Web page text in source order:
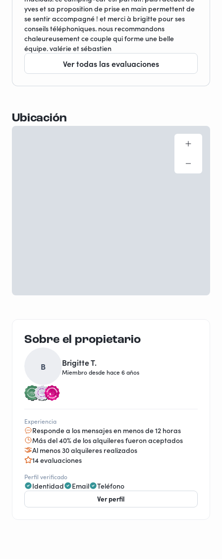
yves et sa proposition de prise en main permettent de
se sentir accompagné ! et merci à brigitte pour ses
conseils téléphoniques. nous recommandons
chaleureusement ce couple qui forme une belle
équipe. valérie et sébastien
Ver todas las evaluaciones
Ubicación
Sobre el propietario
B Brigitte T.
Miembro desde hace 6 años
Experiencia
Responde a los mensajes en menos de 12 horas
Más del 40% de los alquileres fueron aceptados
Al menos 30 alquileres realizados
14 evaluaciones
Perfil verificado
Identidad Email Teléfono
Ver perfil